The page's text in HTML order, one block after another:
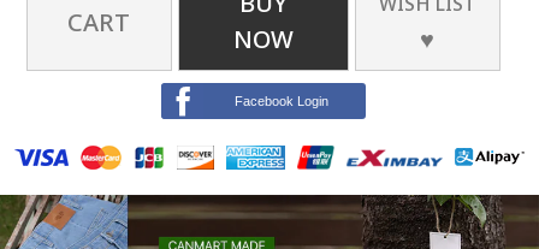
CART
NOW
♥
Facebook Login